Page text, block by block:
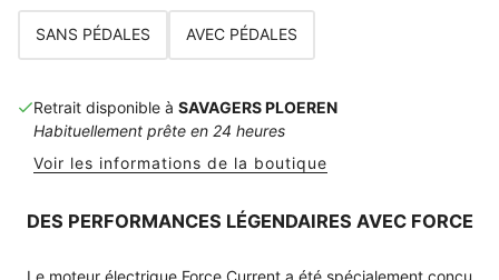
SANS PÉDALES AVEC PÉDALES
Retrait disponible à SAVAGERS PLOEREN
Habituellement prête en 24 heures
Voir les informations de la boutique
DES PERFORMANCES LÉGENDAIRES AVEC FORCE